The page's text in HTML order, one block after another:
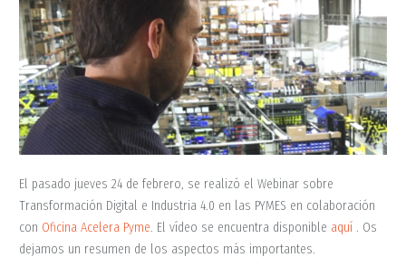
El pasado jueves 24 de febrero, se realizó el Webinar sobre
Transformación Digital e Industria 4.0 en las PYMES en colaboración
con Oficina Acelera Pyme. El vídeo se encuentra disponible aquí . Os
dejamos un resumen de los aspectos más importantes.